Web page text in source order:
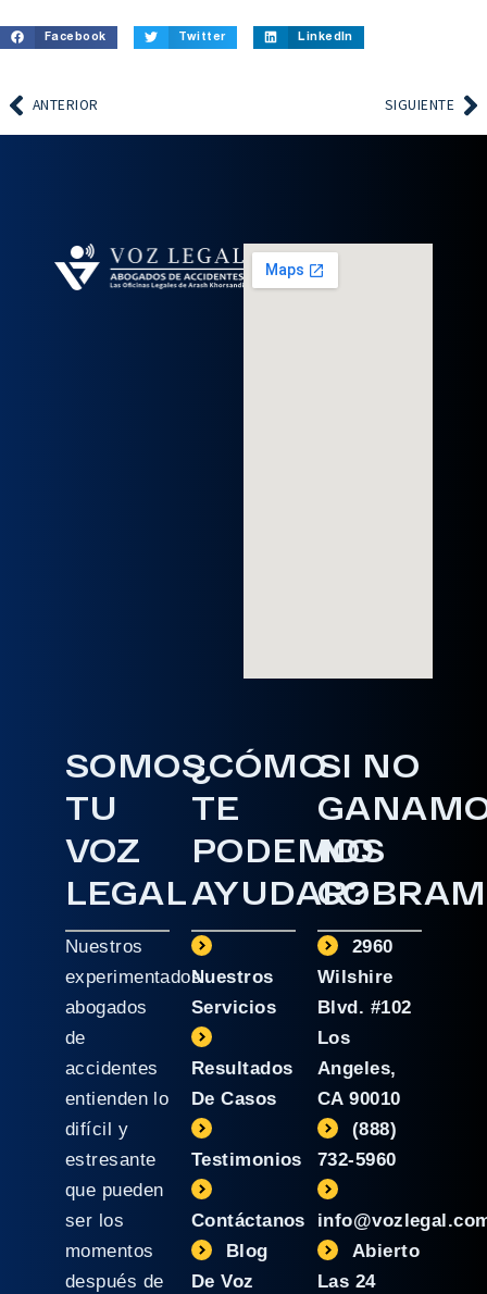
Facebook Twitter LinkedIn
ANTERIOR SIGUIENTE
SOMOS
TU
VOZ
LEGAL
Nuestros
experimentados
abogados
de
accidentes
entienden lo
difícil y
estresante
que pueden
ser los
momentos
después de
¿CÓMO
TE
PODEMOS
AYUDAR?
Nuestros
Servicios
Resultados
De Casos
Testimonios
Contáctanos
Blog
De Voz
SI NO
NO
2960
Wilshire
Blvd. #102
Los
Angeles,
CA 90010
(888)
732-5960
Abierto
Las 24